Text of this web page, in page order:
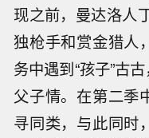
现之前，曼达洛人
独枪手和赏金猎人
务中遇到“孩子”古
父子情。在第二季
寻同类，与此同时